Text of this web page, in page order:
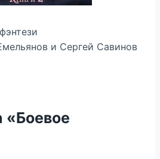
и Сергей Савинов
«Боевое